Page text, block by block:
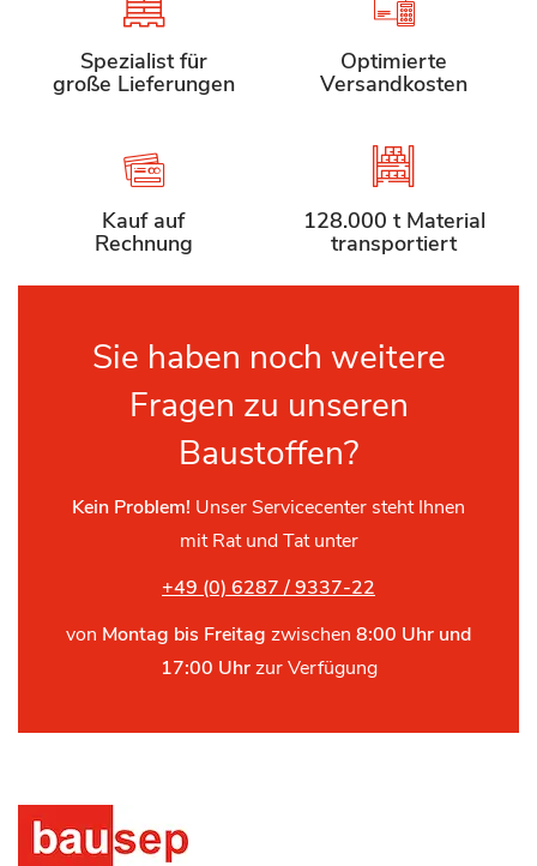
Spezialist für
große Lieferungen
Optimierte
Versandkosten
Kauf auf
Rechnung
128.000 t Material
transportiert
Sie haben noch weitere
Fragen zu unseren
Baustoffen?
Kein Problem! Unser Servicecenter steht Ihnen
mit Rat und Tat unter
+49 (0) 6287 / 9337-22
von Montag bis Freitag zwischen 8:00 Uhr und
17:00 Uhrzur Verfügung